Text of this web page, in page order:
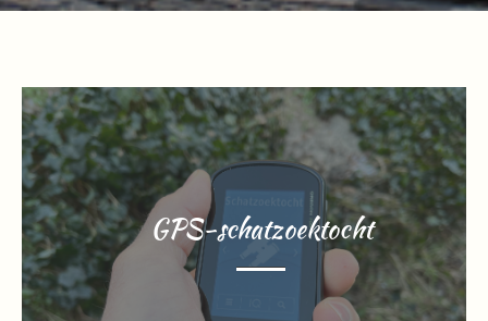
GPS-schatzoektocht